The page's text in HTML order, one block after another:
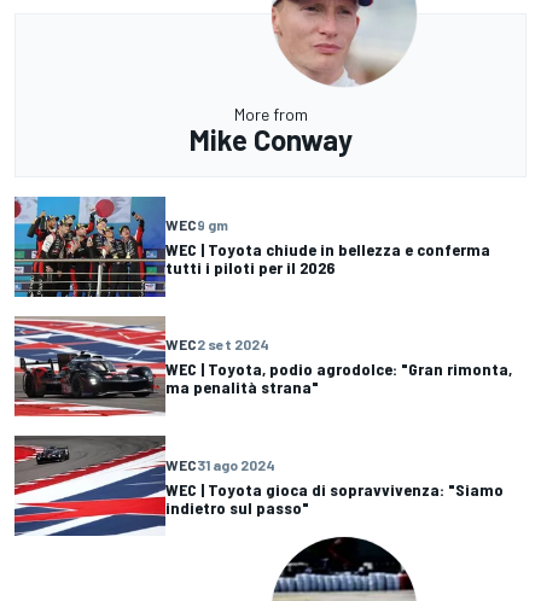
More from
Mike Conway
WEC9 gm
WEC | Toyota chiude in bellezza e conferma
tutti i piloti per il 2026
WEC2 set 2024
WEC | Toyota, podio agrodolce: "Gran rimonta,
ma penalità strana"
WEC31 ago 2024
WEC | Toyota gioca di sopravvivenza: "Siamo
indietro sul passo"